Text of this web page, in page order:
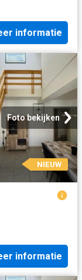
informatie
Foto bekijken
NIEUW
informatie